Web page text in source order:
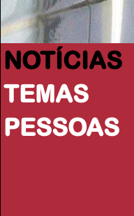
NOTÍCIAS
TEMAS
PESSOAS